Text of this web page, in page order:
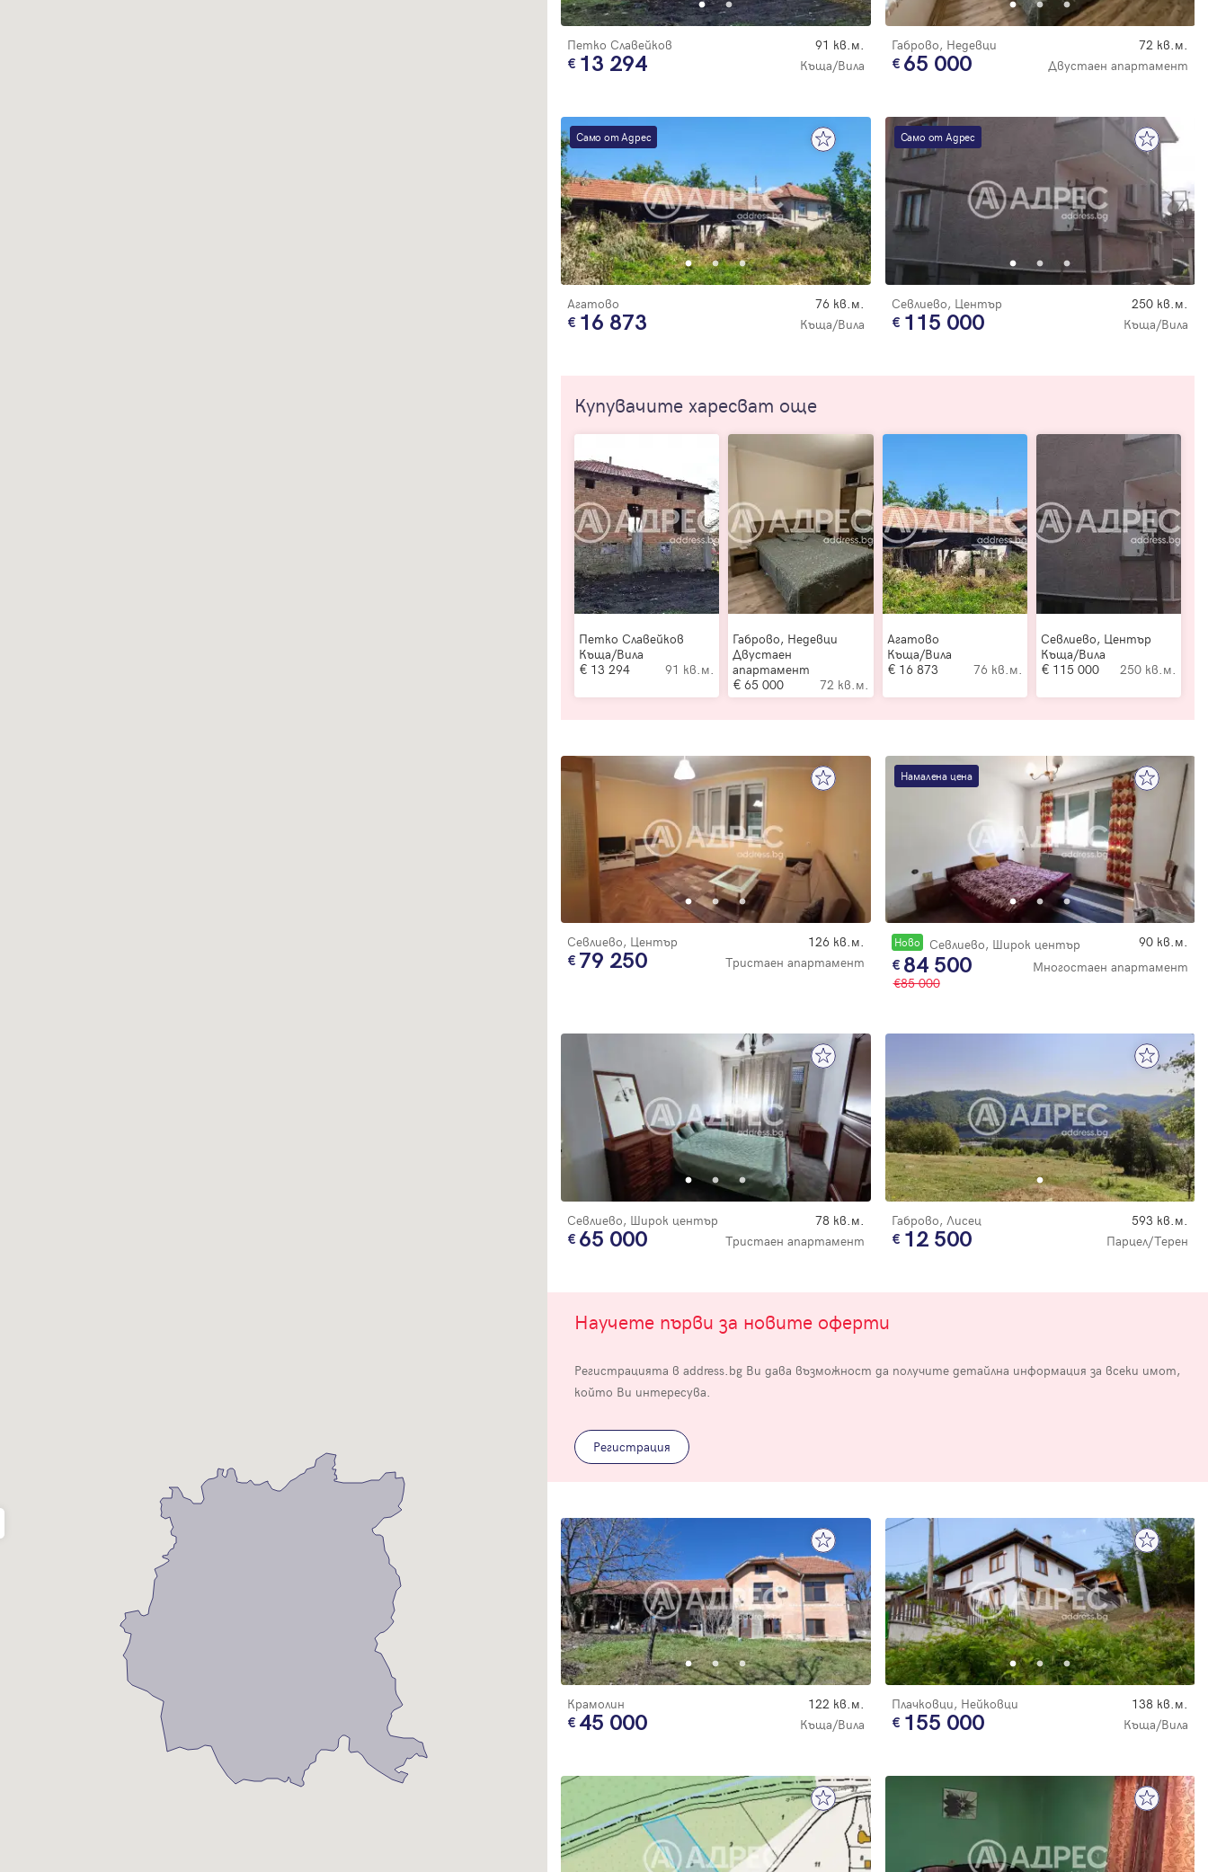
Петко Славейков 91 кв.м.
13 294 Къща/Вила
Габрово, Недевци 72 кв.м.
65 000 Двустаен апартамент
Само от Адрес
Агатово 76 кв.м.
16 873 Къща/Вила
Само от Адрес
Севлиево, Център 250 кв.м.
115 000 Къща/Вила
Купувачите харесват още
Петко Славейков
Къща/Вила
13 294
91 кв.м.
Габрово, Недевци
Двустаен
апартамент
65 000
72 кв.м.
Агатово
Къща/Вила
16 873
76 кв.м.
Севлиево, Център
Къща/Вила
115 000
250 кв.м.
Севлиево, Център 126 кв.м.
79 250 Тристаен апартамент
Намалена цена
Новo Севлиево, Широк център 90 кв.м.
84 500
Многостаен апартамент
85 000
Севлиево, Широк център 78 кв.м.
65 000 Тристаен апартамент
Габрово, Лисец 593 кв.м.
12 500 Парцел/Терен
Научете първи за новите оферти
Регистрацията в address.bg Ви дава възможност да получите детайлна информация за всеки имот,
който Ви интересува.
Регистрация
Крамолин 122 кв.м.
45 000 Къща/Вила
Плачковци, Нейковци 138 кв.м.
155 000 Къща/Вила
Благодарим ви! Проверете имейл адрес си, за да активирате
Успех!
Благодарим ви! Очаквайте скоро да се свържем с вас!
Влезте с профила си, за да разгледате повече снимки и да получите
Продължи с Google
или влезте с имейл
Парола
Забравена парола
Регистрация